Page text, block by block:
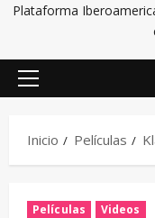
Plataforma
Inicio Películas
Películas Videos